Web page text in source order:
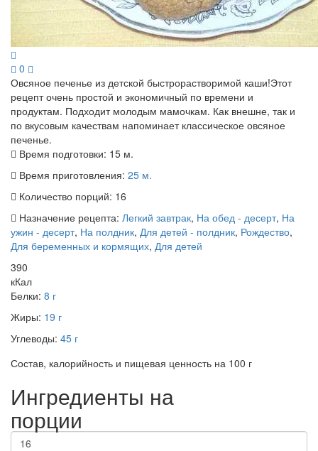
0
Овсяное печенье из детской быстрорастворимой каши!Этот
рецепт очень простой и экономичный по времени и
продуктам. Подходит молодым мамочкам. Как внешне, так и
по вкусовым качествам напоминает классическое овсяное
печенье.
Время подготовки: 15 м.
Время приготовления: 25 м.
Количество порций: 16
Назначение рецепта: Легкий завтрак, На обед - десерт, На
ужин - десерт, На полдник, Для детей - полдник, Рождество,
Для беременных и кормящих, Для детей
390
кКал
Белки: 8 г
Жиры: 19 г
Углеводы: 45 г
Состав, калорийность и пищевая ценность на 100 г
Ингредиенты на
порции